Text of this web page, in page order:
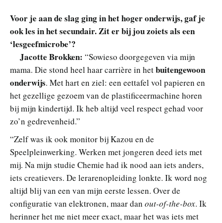
Voor je aan de slag ging in het hoger onderwijs, gaf je
ook les in het secundair. Zit er bij jou zoiets als een
‘lesgeefmicrobe’?
Jacotte Brokken: “Sowieso doorgegeven via mijn
mama. Die stond heel haar carrière in hetbuitengewoon
onderwijs. Met hart en ziel: een eettafel vol papieren en
het gezellige gezoem van de plastificeermachine horen
bij mijn kindertijd. Ik heb altijd veel respect gehad voor
zo’n gedrevenheid.”
“Zelf was ik ook monitor bij Kazou en de
Speelpleinwerking. Werken met jongeren deed iets met
mij. Na mijn studie Chemie had ik nood aan iets anders,
iets creatievers. De lerarenopleiding lonkte. Ik word nog
altijd blij van een van mijn eerste lessen. Over de
configuratie van elektronen, maar dan out-of-the-box. Ik
herinner het me niet meer exact, maar het was iets met